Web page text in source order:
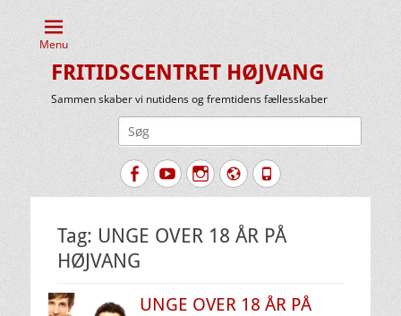
Menu
FRITIDSCENTRET HØJVANG
Sammen skaber vi nutidens og fremtidens fællesskaber
FacebookYouTubeInstagram
Website
Tlf.
Tag: UNGE OVER 18 ÅR PÅ
HØJVANG
UNGE OVER 18 ÅR PÅ